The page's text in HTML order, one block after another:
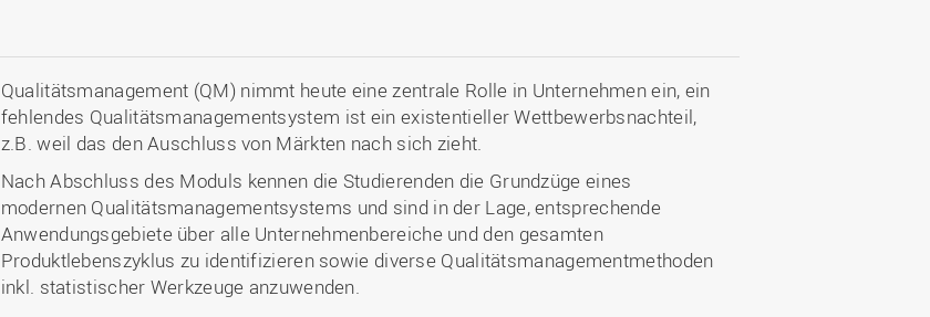
Qualitätsmanagement (QM) nimmt heute eine zentrale Rolle in Unternehmen ein, ein
fehlendes Qualitätsmanagementsystem ist ein existentieller Wettbewerbsnachteil,
z.B. weil das den Auschluss von Märkten nach sich zieht.
Nach Abschluss des Moduls kennen die Studierenden die Grundzüge eines
modernen Qualitätsmanagementsystems und sind in der Lage, entsprechende
Anwendungsgebiete über alle Unternehmenbereiche und den gesamten
Produktlebenszyklus zu identifizieren sowie diverse Qualitätsmanagementmethoden
inkl. statistischer Werkzeuge anzuwenden.